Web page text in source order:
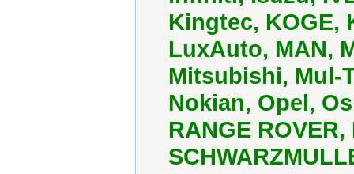
Kingtec, KOGE,
LuxAuto, MAN,
Mitsubishi, Mul-
Nokian, Opel,
RANGE